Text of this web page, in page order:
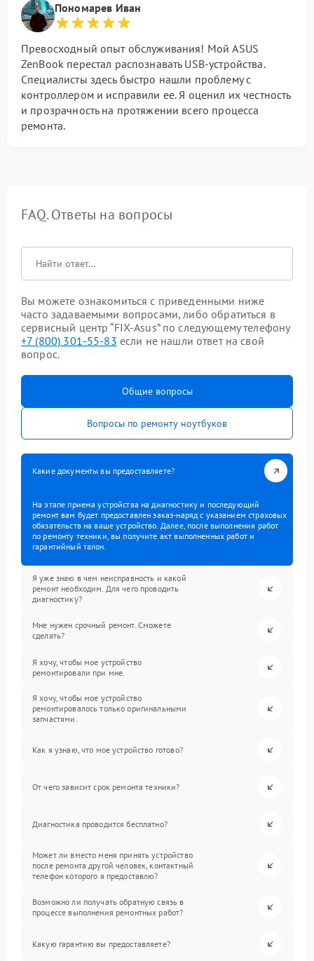
Пономарев Иван
Превосходный опыт обслуживания! Мой ASUS
ZenBook перестал распознавать USB-устройства.
Специалисты здесь быстро нашли проблему с
контроллером и исправили ее. Я оценил их честность
и прозрачность на протяжении всего процесса
ремонта.
FAQ. Ответы на вопросы
Вы можете ознакомиться с приведенными ниже
часто задаваемыми вопросами, либо обратиться в
сервисный центр “FIX-Asus” по следующему телефону
+7 (800) 301-55-83 если не нашли ответ на свой
вопрос.
Общие вопросы
Вопросы по ремонту ноутбуков
Какие документы вы предоставляете?
На этапе приема устройства на диагностику и последующий
ремонт вам будет предоставлен заказ-наряд с указанием страховых
обязательств на ваше устройство. Далее, после выполнения работ
по ремонту техники, вы получите акт выполненных работ и
гарантийный талон.
Я уже знаю в чем неисправность и какой
ремонт необходим. Для чего проводить
диагностику?
Мне нужен срочный ремонт. Сможете
сделать?
Я хочу, чтобы мое устройство
ремонтировали при мне.
Я хочу, чтобы мое устройство
ремонтировалось только оригинальными
запчастями.
Как я узнаю, что мое устройство готово?
От чего зависит срок ремонта техники?
Диагностика проводится бесплатно?
Может ли вместо меня принять устройство
после ремонта другой человек, контактный
телефон которого я предоставлю?
Возможно ли получать обратную связь в
процессе выполнения ремонтных работ?
Какую гарантию вы предоставляете?